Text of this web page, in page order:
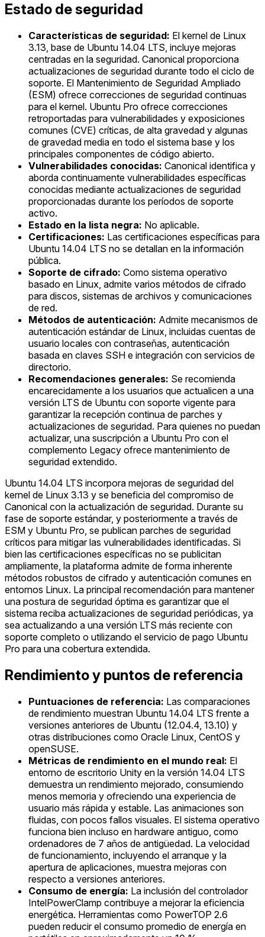
Estado de seguridad
Características de seguridad: El kernel de Linux
3.13, base de Ubuntu 14.04 LTS, incluye mejoras
centradas en la seguridad. Canonical proporciona
actualizaciones de seguridad durante todo el ciclo de
soporte. El Mantenimiento de Seguridad Ampliado
(ESM) ofrece correcciones de seguridad continuas
para el kernel. Ubuntu Pro ofrece correcciones
retroportadas para vulnerabilidades y exposiciones
comunes (CVE) críticas, de alta gravedad y algunas
de gravedad media en todo el sistema base y los
principales componentes de código abierto.
Vulnerabilidades conocidas: Canonical identifica y
aborda continuamente vulnerabilidades específicas
conocidas mediante actualizaciones de seguridad
proporcionadas durante los períodos de soporte
activo.
Estado en la lista negra: No aplicable.
Certificaciones: Las certificaciones específicas para
Ubuntu 14.04 LTS no se detallan en la información
pública.
Soporte de cifrado: Como sistema operativo
basado en Linux, admite varios métodos de cifrado
para discos, sistemas de archivos y comunicaciones
de red.
Métodos de autenticación: Admite mecanismos de
autenticación estándar de Linux, incluidas cuentas de
usuario locales con contraseñas, autenticación
basada en claves SSH e integración con servicios de
directorio.
Recomendaciones generales: Se recomienda
encarecidamente a los usuarios que actualicen a una
versión LTS de Ubuntu con soporte vigente para
garantizar la recepción continua de parches y
actualizaciones de seguridad. Para quienes no puedan
actualizar, una suscripción a Ubuntu Pro con el
complemento Legacy ofrece mantenimiento de
seguridad extendido.
Ubuntu 14.04 LTS incorpora mejoras de seguridad del
kernel de Linux 3.13 y se beneficia del compromiso de
Canonical con la actualización de seguridad. Durante su
fase de soporte estándar, y posteriormente a través de
ESM y Ubuntu Pro, se publican parches de seguridad
críticos para mitigar las vulnerabilidades identificadas. Si
bien las certificaciones específicas no se publicitan
ampliamente, la plataforma admite de forma inherente
métodos robustos de cifrado y autenticación comunes en
entornos Linux. La principal recomendación para mantener
una postura de seguridad óptima es garantizar que el
sistema reciba actualizaciones de seguridad periódicas, ya
sea actualizando a una versión LTS más reciente con
soporte completo o utilizando el servicio de pago Ubuntu
Pro para una cobertura extendida.
Rendimiento y puntos de referencia
Puntuaciones de referencia: Las comparaciones
de rendimiento muestran Ubuntu 14.04 LTS frente a
versiones anteriores de Ubuntu (12.04.4, 13.10) y
otras distribuciones como Oracle Linux, CentOS y
openSUSE.
Métricas de rendimiento en el mundo real: El
entorno de escritorio Unity en la versión 14.04 LTS
demuestra un rendimiento mejorado, consumiendo
menos memoria y ofreciendo una experiencia de
usuario más rápida y estable. Las animaciones son
fluidas, con pocos fallos visuales. El sistema operativo
funciona bien incluso en hardware antiguo, como
ordenadores de 7 años de antigüedad. La velocidad
de funcionamiento, incluyendo el arranque y la
apertura de aplicaciones, muestra mejoras con
respecto a versiones anteriores.
Consumo de energía: La inclusión del controlador
IntelPowerClamp contribuye a mejorar la eficiencia
energética. Herramientas como PowerTOP 2.6
pueden reducir el consumo promedio de energía en